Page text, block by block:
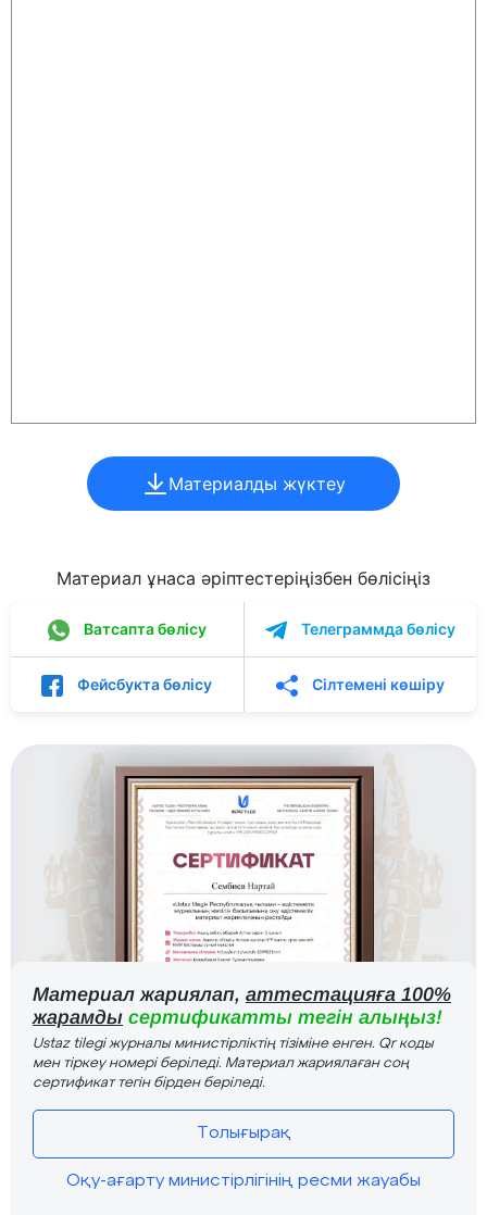
Материалды жүктеу
Материал ұнаса әріптестеріңізбен бөлісіңіз
Ватсапта бөлісу Телеграммда бөлісу
Фейсбукта бөлісу Сілтемені көшіру
Материал жариялап, аттестацияға 100%
жарамды сертификатты тегін алыңыз!
Ustaz tilegi журналы министірліктің тізіміне енген. Qr коды
мен тіркеу номері беріледі. Материал жариялаған соң
сертификат тегін бірден беріледі.
Толығырақ
Оқу-ағарту министірлігінің ресми жауабы